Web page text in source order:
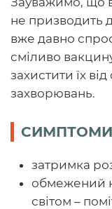
не призводить
вже давно
сміливо
захистити їх
захворювань.
затримка
обмежений
світом –